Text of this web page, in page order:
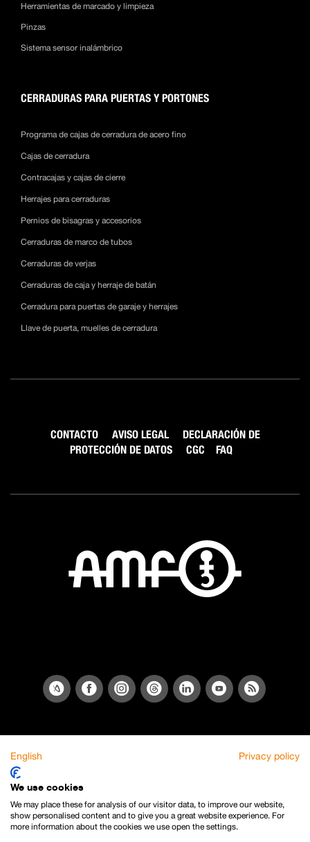
Herramientas de marcado y limpieza
Pinzas
Sistema sensor inalámbrico
CERRADURAS PARA PUERTAS Y PORTONES
Programa de cajas de cerradura de acero fino
Cajas de cerradura
Contracajas y cajas de cierre
Herrajes para cerraduras
Pernios de bisagras y accesorios
Cerraduras de marco de tubos
Cerraduras de verjas
Cerraduras de caja y herraje de batán
Cerradura para puertas de garaje y herrajes
Llave de puerta, muelles de cerradura
CONTACTO AVISO LEGAL
DECLARACIÓN DE
PROTECCIÓN DE DATOS
CGC FAQ
English Privacy policy
We use cookies
We may place these for analysis of our visitor data, to improve our website,
show personalised content and to give you a great website experience. For
more information about the cookies we use open the settings.